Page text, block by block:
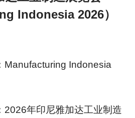
Indonesia 2026）
Manufacturing Indonesia
2026年印尼雅加达工业制造